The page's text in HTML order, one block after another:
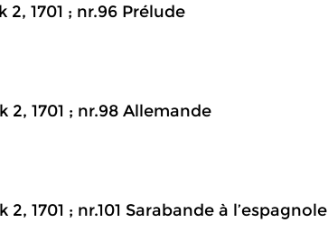
2, 1701 ; nr.96 Prélude
2, 1701 ; nr.98 Allemande
1701 ; nr.101 Sarabande à l’espagnole